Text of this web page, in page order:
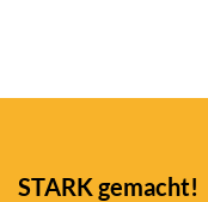
STARK gemacht!